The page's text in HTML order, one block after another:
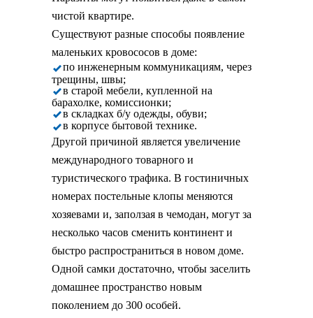
чистой квартире.
Существуют разные способы появление
маленьких кровососов в доме:
по инженерным коммуникациям, через
трещины, швы;
в старой мебели, купленной на
барахолке, комиссионки;
в складках б/у одежды, обуви;
в корпусе бытовой технике.
Другой причиной является увеличение
международного товарного и
туристического трафика. В гостиничных
номерах постельные клопы меняются
хозяевами и, заползая в чемодан, могут за
несколько часов сменить континент и
быстро распространиться в новом доме.
Одной самки достаточно, чтобы заселить
домашнее пространство новым
поколением до 300 особей.